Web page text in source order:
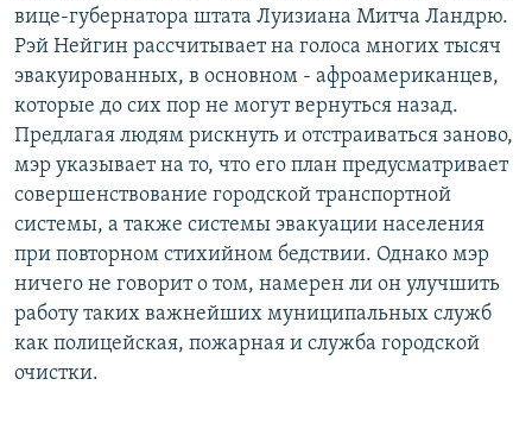
вице-губернатора штата Луизиана Митча Ландрю.
Рэй Нейгин рассчитывает на голоса многих тысяч
эвакуированных, в основном - афроамериканцев,
которые до сих пор не могут вернуться назад.
Предлагая людям рискнуть и отстраиваться заново,
мэр указывает на то, что его план предусматривает
совершенствование городской транспортной
системы, а также системы эвакуации населения
при повторном стихийном бедствии. Однако мэр
ничего не говорит о том, намерен ли он улучшить
работу таких важнейших муниципальных служб
как полицейская, пожарная и служба городской
очистки.